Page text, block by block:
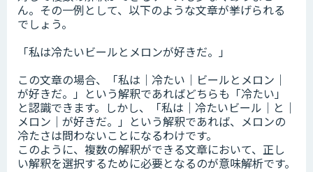
ん。その一例として、以下のような文章が挙げられる
でしょう。
「私は冷たいビールとメロンが好きだ。」
この文章の場合、「私は｜冷たい｜ビールとメロン｜
が好きだ。」という解釈であればどちらも「冷たい」
と認識できます。しかし、「私は｜冷たいビール｜と｜
メロン｜が好きだ。」という解釈であれば、メロンの
冷たさは問わないことになるわけです。
このように、複数の解釈ができる文章において、正し
い解釈を選択するために必要となるのが意味解析です。